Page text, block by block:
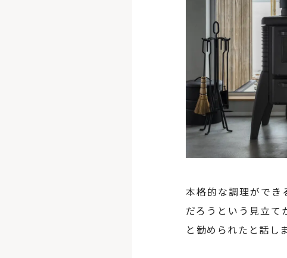
本格的な調理ができ
だろうという見立て
と勧められたと話し